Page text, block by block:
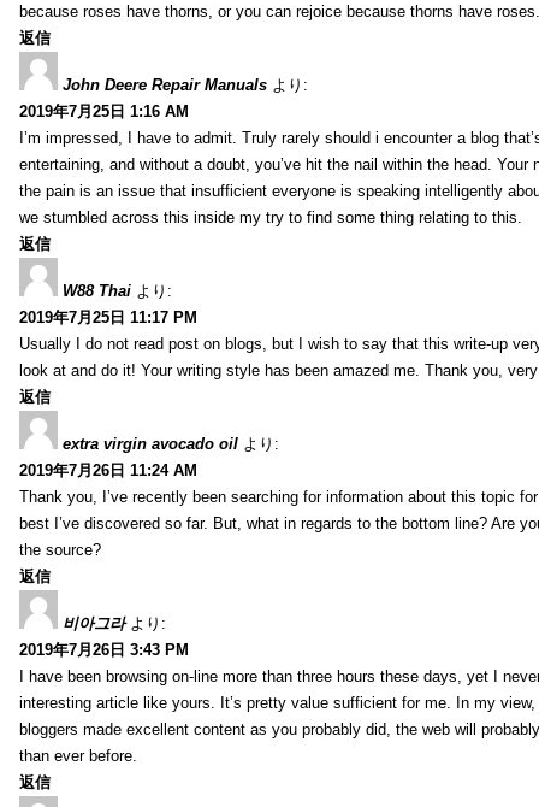
because roses have thorns, or you can rejoice because thorns have
返信
John Deere Repair Manuals より:
2019年7月25日 1:16 AM
I’m impressed, I have to admit. Truly rarely should i encounter a blog
entertaining, and without a doubt, you’ve hit the nail within the head. Your
the pain is an issue that insufficient everyone is speaking intelligently
we stumbled across this inside my try to find some thing relating to this.
返信
W88 Thai より:
2019年7月25日 11:17 PM
Usually I do not read post on blogs, but I wish to say that this write-up
look at and do it! Your writing style has been amazed me. Thank you,
返信
extra virgin avocado oil より:
2019年7月26日 11:24 AM
Thank you, I’ve recently been searching for information about this topic
best I’ve discovered so far. But, what in regards to the bottom line? Are
the source?
返信
비아그라 より:
2019年7月26日 3:43 PM
I have been browsing on-line more than three hours these days, yet I
interesting article like yours. It’s pretty value sufficient for me. In my
bloggers made excellent content as you probably did, the web will
than ever before.
返信